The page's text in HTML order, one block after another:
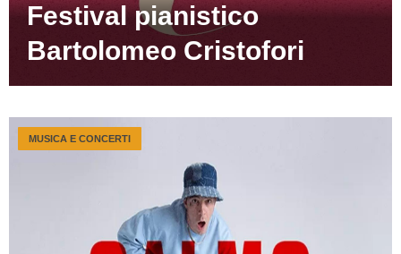
Festival pianistico
Bartolomeo Cristofori
MUSICA E CONCERTI